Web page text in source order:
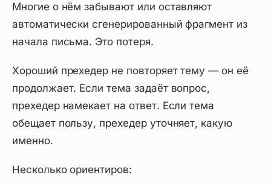
Многие о нём забывают или оставляют
автоматически сгенерированный фрагмент из
начала письма. Это потеря.
Хороший прехедер не повторяет тему — он её
продолжает. Если тема задаёт вопрос,
прехедер намекает на ответ. Если тема
обещает пользу, прехедер уточняет, какую
именно.
Несколько ориентиров: